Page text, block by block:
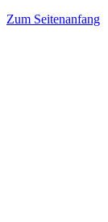
Zum Seitenanfang